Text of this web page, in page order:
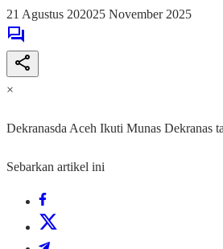
21 Agustus 202025 November 2025
×
Dekranasda Aceh Ikuti Munas Dekranas
Sebarkan artikel ini